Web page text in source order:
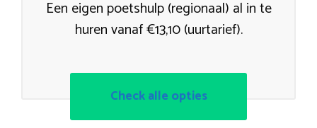
Een eigen poetshulp (regionaal) al in te
huren vanaf €13,10 (uurtarief).
Check alle opties